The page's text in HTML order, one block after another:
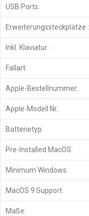
USB Ports:
Erweiterungssteckplätze :
Inkl. Klaviatur: :
Fallart:
Apple-Bestellnummer:
Apple-Modell Nr.:
Batterietyp:
Pre-Installed MacOS:
Minimum Windows:
MacOS 9 Support:
Maße: